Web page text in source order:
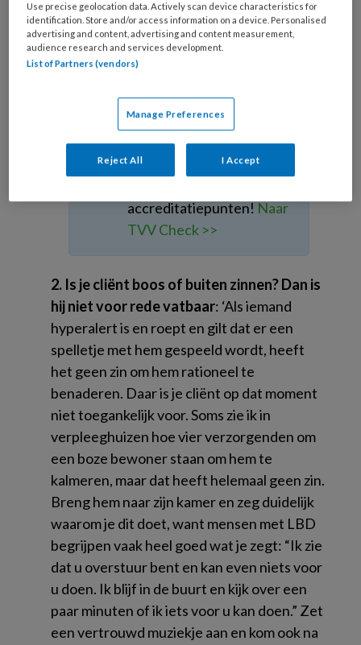
en drink zelf bijvoorbeeld ook een
glaasje appelsap, zodat meneer niet
direct in de hyperalertheid kan
Weet jij alles van Lewy
Body Dementie? Test je
kennis met de TVV Check
accreditatiepunten!Naar
TVV Check >>
2. Is je cliënt boos of buiten zinnen? Dan is
hij niet voor rede vatbaar: ‘Als iemand
hyperalert is en roept en gilt dat er een
spelletje met hem gespeeld wordt, heeft
het geen zin om hem rationeel te
benaderen. Daar is je cliënt op dat moment
niet toegankelijk voor. Soms zie ik in
verpleeghuizen hoe vier verzorgenden om
een boze bewoner staan om hem te
kalmeren, maar dat heeft helemaal geen zin.
Breng hem naar zijn kamer en zeg duidelijk
waarom je dit doet, want mensen met LBD
begrijpen vaak heel goed wat je zegt: “Ik zie
dat u overstuur bent en kan even niets voor
u doen. Ik blijf in de buurt en kijk over een
paar minuten of ik iets voor u kan doen.” Zet
een vertrouwd muziekje aan en kom ook na
Use precise geolocation data. Actively scan device characteristics for
identification. Store and/or access information on a device. Personalised
advertising and content, advertising and content measurement,
audience research and services development.
List of Partners (vendors)
Manage Preferences
Reject All I Accept